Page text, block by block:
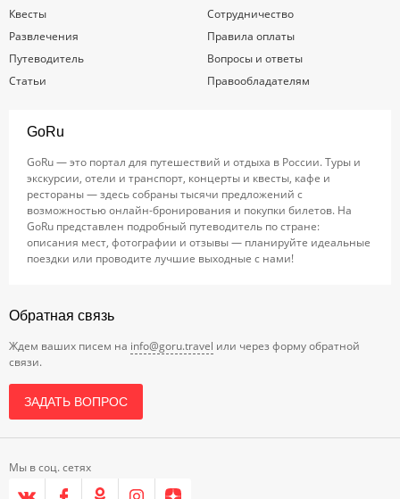
Квесты
Развлечения
Путеводитель
Статьи
Сотрудничество
Правила оплаты
Вопросы и ответы
Правообладателям
GoRu
GoRu — это портал для путешествий и отдыха в России. Туры и
экскурсии, отели и транспорт, концерты и квесты, кафе и
рестораны — здесь собраны тысячи предложений с
возможностью онлайн-бронирования и покупки билетов. На
GoRu представлен подробный путеводитель по стране:
описания мест, фотографии и отзывы — планируйте идеальные
поездки или проводите лучшие выходные с нами!
Обратная связь
Ждем ваших писем на info@goru.travel или через форму обратной
связи.
ЗАДАТЬ ВОПРОС
Мы в соц. сетях